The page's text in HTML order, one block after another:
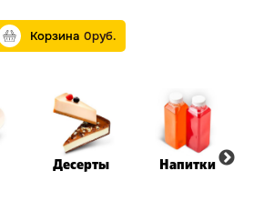
Корзина 0руб.
Десерты Напитки